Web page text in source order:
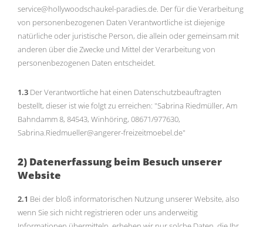
service@hollywoodschaukel-paradies.de. Der für die Verarbeitung
von personenbezogenen Daten Verantwortliche ist diejenige
natürliche oder juristische Person, die allein oder gemeinsam mit
anderen über die Zwecke und Mittel der Verarbeitung von
personenbezogenen Daten entscheidet.
1.3 Der Verantwortliche hat einen Datenschutzbeauftragten
bestellt, dieser ist wie folgt zu erreichen: "Sabrina Riedmüller, Am
Bahndamm 8, 84543, Winhöring, 08671/977630,
Sabrina.Riedmueller@angerer-freizeitmoebel.de"
2) Datenerfassung beim Besuch unserer
Website
2.1 Bei der bloß informatorischen Nutzung unserer Website, also
wenn Sie sich nicht registrieren oder uns anderweitig